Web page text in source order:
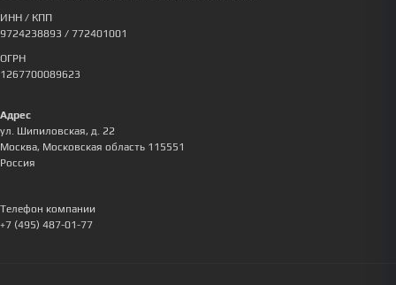
ИНН / КПП
9724238893 / 772401001
ОГРН
1267700089623
Адрес
ул. Шипиловская, д. 22
Москва, Московская область 115551
Россия
Телефон компании
+7 (495) 487-01-77